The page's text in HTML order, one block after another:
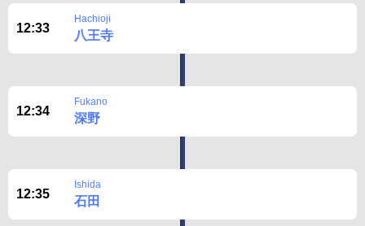
12:33
Hachioji
八王寺
12:34
Fukano
深野
12:35
Ishida
石田